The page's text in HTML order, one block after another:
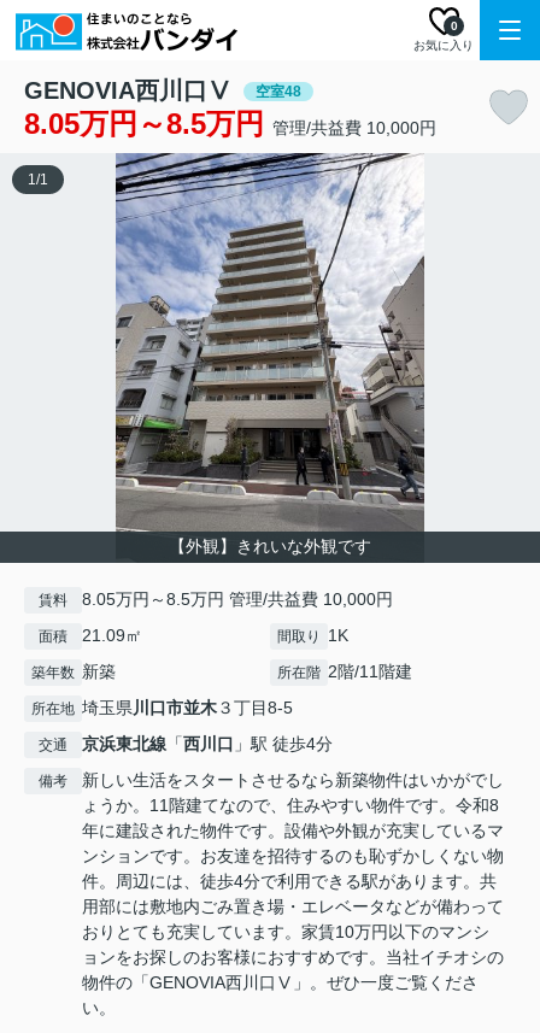
お気に入り
0
GENOVIA西川口Ⅴ 空室48
8.05万円～8.5万円 管理/共益費 10,000円
【外観】きれいな外観です
1/1
賃料 8.05万円～8.5万円 管理/共益費 10,000円
面積 21.09㎡ 間取り 1K
築年数 新築 所在階 2階/11階建
所在地 埼玉県川口市並木３丁目8-5
交通 京浜東北線 「西川口 」駅 徒歩4分
備考
新しい生活をスタートさせるなら新築物件はいかがでし
ょうか。11階建てなので、住みやすい物件です。令和8
年に建設された物件です。設備や外観が充実しているマ
ンションです。お友達を招待するのも恥ずかしくない物
件。周辺には、徒歩4分で利用できる駅があります。共
用部には敷地内ごみ置き場・エレベータなどが備わって
おりとても充実しています。家賃10万円以下のマンシ
ョンをお探しのお客様におすすめです。当社イチオシの
物件の「GENOVIA西川口Ⅴ」。ぜひ一度ご覧くださ
い。